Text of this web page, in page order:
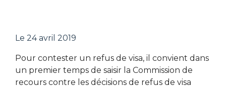
Le 24 avril 2019
Pour contester un refus de visa, il convient dans
un premier temps de saisir la Commission de
recours contre les décisions de refus de visa